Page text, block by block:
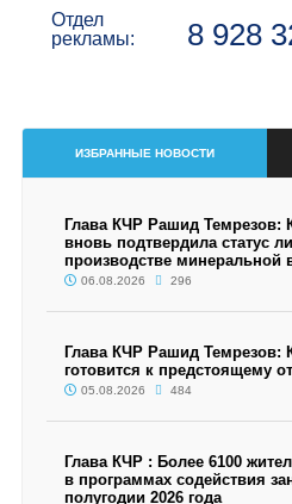
Отдел
рекламы:
8 928
ИЗБРАННЫЕ НОВОСТИ
Глава КЧР Рашид Темрезов:
вновь подтвердила статус
производстве минеральной
06.08.2026 296
Глава КЧР Рашид Темрезов:
готовится к предстоящему
05.08.2026 484
Глава КЧР : Более 6100
в программах содействия
полугодии 2026 года